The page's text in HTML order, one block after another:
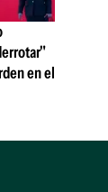
en el